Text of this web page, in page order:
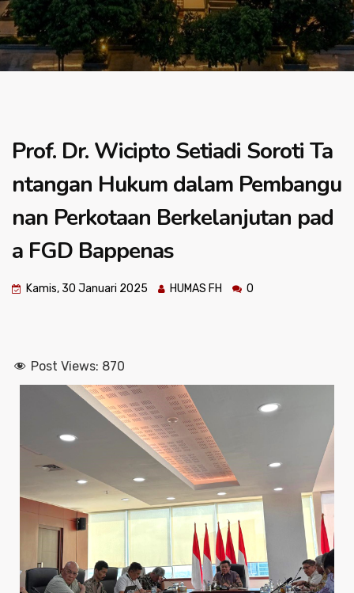
Prof. Dr. Wicipto Setiadi Soroti Ta
ntangan Hukum dalam Pembangu
nan Perkotaan Berkelanjutan pad
a FGD Bappenas
Kamis, 30 Januari 2025 HUMAS FH 0
Post Views: 870